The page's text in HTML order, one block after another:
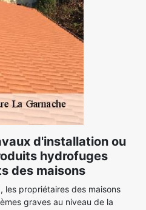
d'installation ou
hydrofuges
des maisons
les propriétaires des maisons
graves au niveau de la